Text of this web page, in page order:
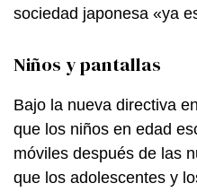
sociedad japonesa «ya
Niños y pantallas
Bajo la nueva directiva
que los niños en edad
móviles después de las
que los adolescentes y